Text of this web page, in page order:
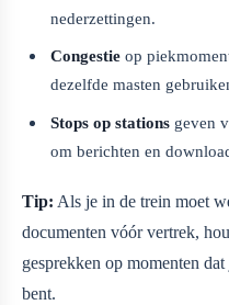
nederzettingen.
Congestie op
dezelfde masten
Stops op stations geven
om berichten en
Tip: Als je in de trein moet
documenten vóór vertrek,
gesprekken op momenten
bent.